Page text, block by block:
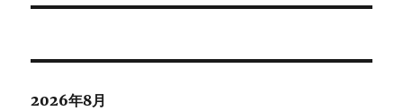
ゲ
2026年8月